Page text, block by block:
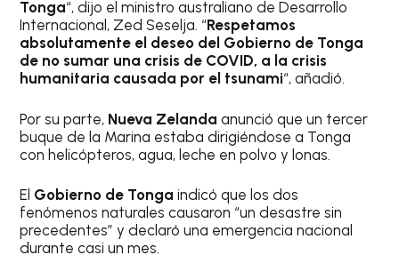
Tonga“, dijo el ministro australiano de Desarrollo
Internacional, Zed Seselja. “Respetamos
absolutamente el deseo del Gobierno de Tonga
de no sumar una crisis de COVID, a la crisis
humanitaria causada por el tsunami“, añadió.
Por su parte, Nueva Zelandaanunció que un tercer
buque de la Marina estaba dirigiéndose a Tonga
con helicópteros, agua, leche en polvo y lonas.
El Gobierno de Tongaindicó que los dos
fenómenos naturales causaron “un desastre sin
precedentes” y declaró una emergencia nacional
durante casi un mes.